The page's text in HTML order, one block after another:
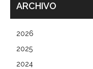
ARCHIVO
2026
2025
2024